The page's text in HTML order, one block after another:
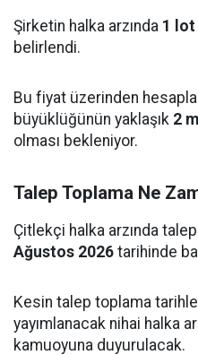
Şirketin halka arzında 1 lot
belirlendi.
Bu fiyat üzerinden
büyüklüğünün yaklaşık 2
olması bekleniyor.
Talep Toplama Ne
Çitlekçi halka arzında
Ağustos 2026 tarihinde
Kesin talep toplama
yayımlanacak nihai halka
kamuoyuna duyurulacak.